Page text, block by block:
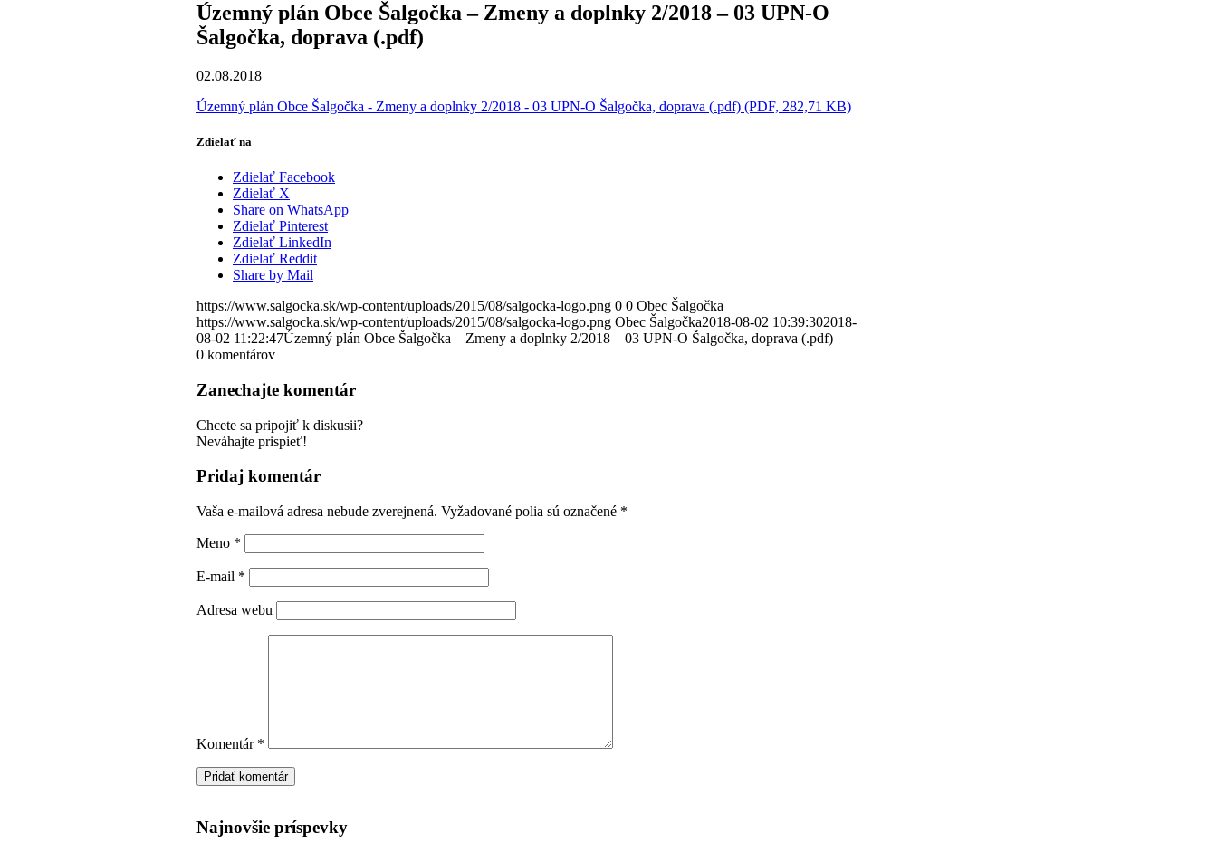
Územný plán Obce Šalgočka – Zmeny a doplnky 2/2018 – 03 UPN-O
Šalgočka, doprava (.pdf)
02.08.2018
Územný plán Obce Šalgočka - Zmeny a doplnky 2/2018 - 03 UPN-O Šalgočka, doprava (.pdf) (PDF, 282,71 KB)
Zdielať na
Zdielať Facebook
Zdielať X
Share on WhatsApp
Zdielať Pinterest
Zdielať LinkedIn
Zdielať Reddit
Share by Mail
https://www.salgocka.sk/wp-content/uploads/2015/08/salgocka-logo.png 0 0 Obec Šalgočka
https://www.salgocka.sk/wp-content/uploads/2015/08/salgocka-logo.png Obec Šalgočka2018-08-02 10:39:302018-
08-02 11:22:47Územný plán Obce Šalgočka – Zmeny a doplnky 2/2018 – 03 UPN-O Šalgočka, doprava (.pdf)
0 komentárov
Zanechajte komentár
Chcete sa pripojiť k diskusii?
Neváhajte prispieť!
Pridaj komentár
Vaša e-mailová adresa nebude zverejnená. Vyžadované polia sú označené *
Meno *
E-mail *
Adresa webu
Komentár *
Najnovšie príspevky